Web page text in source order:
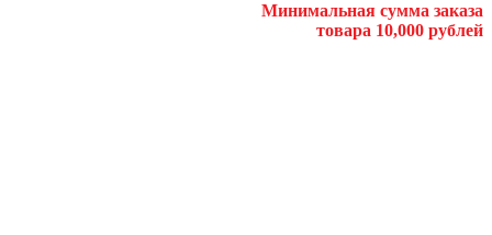
Минимальная сумма заказа
товара 10,000 рублей